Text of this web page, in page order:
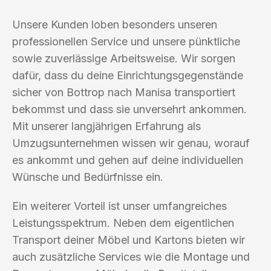
Unsere Kunden loben besonders unseren
professionellen Service und unsere pünktliche
sowie zuverlässige Arbeitsweise. Wir sorgen
dafür, dass du deine Einrichtungsgegenstände
sicher von Bottrop nach Manisa transportiert
bekommst und dass sie unversehrt ankommen.
Mit unserer langjährigen Erfahrung als
Umzugsunternehmen wissen wir genau, worauf
es ankommt und gehen auf deine individuellen
Wünsche und Bedürfnisse ein.
Ein weiterer Vorteil ist unser umfangreiches
Leistungsspektrum. Neben dem eigentlichen
Transport deiner Möbel und Kartons bieten wir
auch zusätzliche Services wie die Montage und